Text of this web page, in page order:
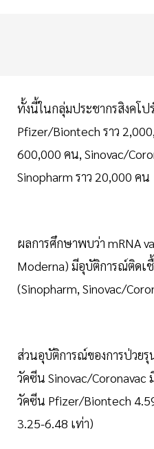
ทั้งนี้ในกลุ่มประชากรสิงคโ
Pfizer/Biontech ราว
600,000 คน, Sinovac/
Sinopharm ราว 20,000 คน
ผลการศึกษาพบว่า mRNA
Moderna) มีอุบัติการณ์ติดเ
(Sinopharm, Sinovac/
ส่วนอุบัติการณ์ของการป่วย
วัคซีน Sinovac/Coronavac
วัคซีน Pfizer/Biontech
3.25-6.48 เท่า)